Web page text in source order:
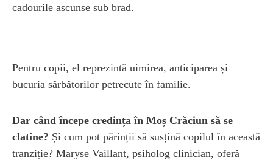
cadourile ascunse sub brad.
Pentru copii, el reprezintă uimirea, anticiparea și
bucuria sărbătorilor petrecute în familie.
Dar când începe credința în Moș Crăciun să se
clatine? Și cum pot părinții să susțină copilul în această
tranziție? Maryse Vaillant, psiholog clinician, oferă